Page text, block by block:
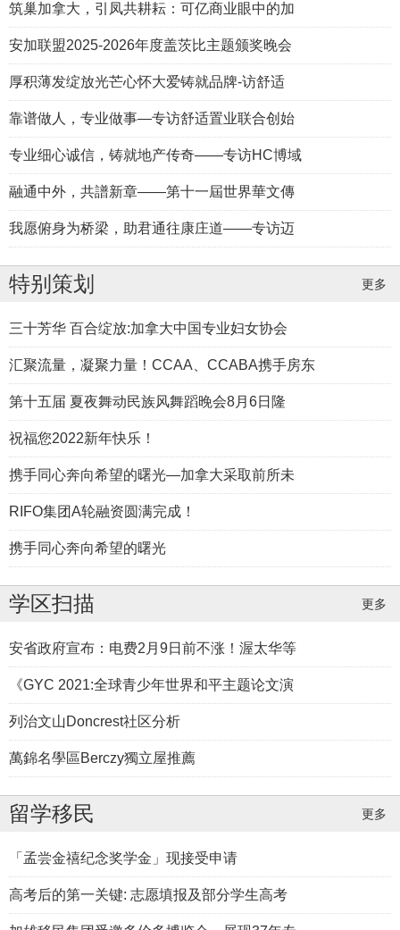
龙腾大多，大鹏龙地产团队助你翱翔置业天
地
从高尔夫商业精英到加拿大地产院士
筑巢加拿大，引凤共耕耘：可亿商业眼中的加
安加联盟2025-2026年度盖茨比主题颁奖晚会
厚积薄发绽放光芒心怀大爱铸就品牌-访舒适
靠谱做人，专业做事—专访舒适置业联合创始
专业细心诚信，铸就地产传奇——专访HC博域
融通中外，共譜新章——第十一屆世界華文傳
我愿俯身为桥梁，助君通往康庄道——专访迈
特别策划 更多
三十芳华 百合绽放:加拿大中国专业妇女协会
汇聚流量，凝聚力量！CCAA、CCABA携手房东
第十五届 夏夜舞动民族风舞蹈晚会8月6日隆
祝福您2022新年快乐！
携手同心奔向希望的曙光—加拿大采取前所未
RIFO集团A轮融资圆满完成！
携手同心奔向希望的曙光
学区扫描 更多
安省政府宣布：电费2月9日前不涨！渥太华等
《GYC 2021:全球青少年世界和平主题论文演
列治文山Doncrest社区分析
萬錦名學區Berczy獨立屋推薦
留学移民 更多
「孟尝金禧纪念奖学金」现接受申请
高考后的第一关键: 志愿填报及部分学生高考